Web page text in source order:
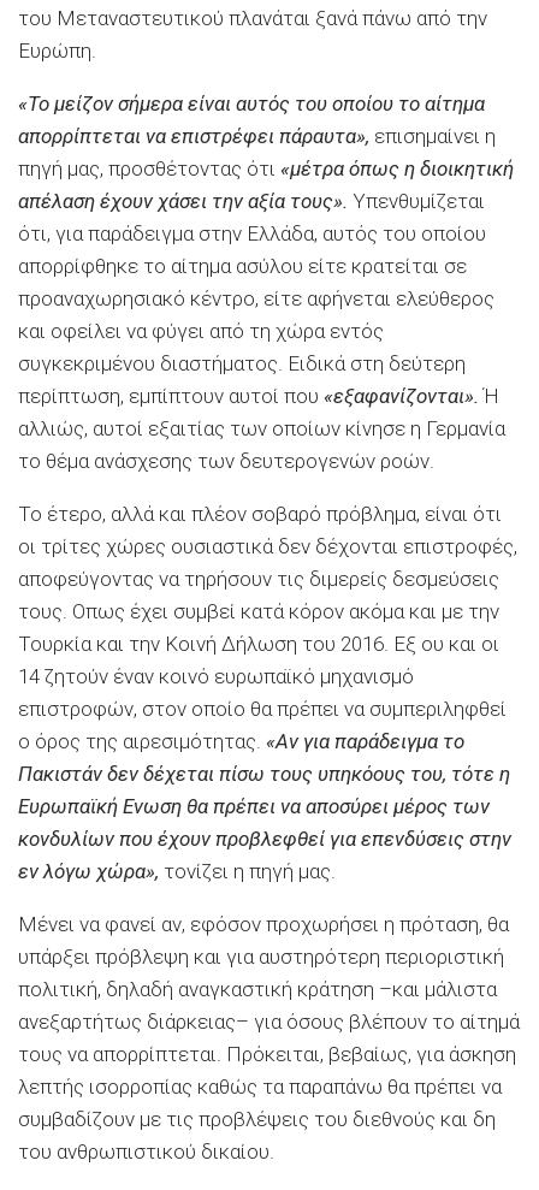
του Μεταναστευτικού πλανάται ξανά πάνω από την
Ευρώπη.
«Το μείζον σήμερα είναι αυτός του οποίου το αίτημα
απορρίπτεται να επιστρέφει πάραυτα», επισημαίνει η
πηγή μας, προσθέτοντας ότι «μέτρα όπως η διοικητική
απέλαση έχουν χάσει την αξία τους». Υπενθυμίζεται
ότι, για παράδειγμα στην Ελλάδα, αυτός του οποίου
απορρίφθηκε το αίτημα ασύλου είτε κρατείται σε
προαναχωρησιακό κέντρο, είτε αφήνεται ελεύθερος
και οφείλει να φύγει από τη χώρα εντός
συγκεκριμένου διαστήματος. Ειδικά στη δεύτερη
περίπτωση, εμπίπτουν αυτοί που «εξαφανίζονται». Ή
αλλιώς, αυτοί εξαιτίας των οποίων κίνησε η Γερμανία
το θέμα ανάσχεσης των δευτερογενών ροών.
Το έτερο, αλλά και πλέον σοβαρό πρόβλημα, είναι ότι
οι τρίτες χώρες ουσιαστικά δεν δέχονται επιστροφές,
αποφεύγοντας να τηρήσουν τις διμερείς δεσμεύσεις
τους. Οπως έχει συμβεί κατά κόρον ακόμα και με την
Τουρκία και την Κοινή Δήλωση του 2016. Εξ ου και οι
14 ζητούν έναν κοινό ευρωπαϊκό μηχανισμό
επιστροφών, στον οποίο θα πρέπει να συμπεριληφθεί
ο όρος της αιρεσιμότητας. «Αν για παράδειγμα το
Πακιστάν δεν δέχεται πίσω τους υπηκόους του, τότε η
Ευρωπαϊκή Ενωση θα πρέπει να αποσύρει μέρος των
κονδυλίων που έχουν προβλεφθεί για επενδύσεις στην
εν λόγω χώρα», τονίζει η πηγή μας.
Μένει να φανεί αν, εφόσον προχωρήσει η πρόταση, θα
υπάρξει πρόβλεψη και για αυστηρότερη περιοριστική
πολιτική, δηλαδή αναγκαστική κράτηση –και μάλιστα
ανεξαρτήτως διάρκειας– για όσους βλέπουν το αίτημά
τους να απορρίπτεται. Πρόκειται, βεβαίως, για άσκηση
λεπτής ισορροπίας καθώς τα παραπάνω θα πρέπει να
συμβαδίζουν με τις προβλέψεις του διεθνούς και δη
του ανθρωπιστικού δικαίου.